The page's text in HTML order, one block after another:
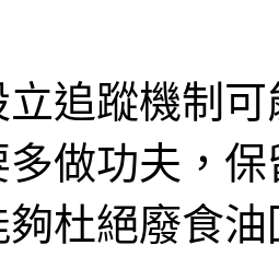
追蹤機制
做功夫，
杜絕廢食